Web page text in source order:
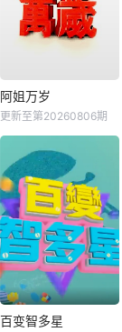
阿姐万岁
更新至第20260806期
百变智多星